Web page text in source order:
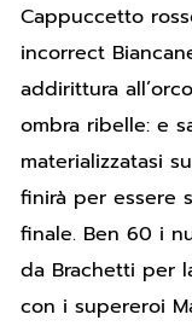
Cappuccetto
incorrect
addirittura
ombra ribelle: e
materializzatasi
finirà per essere
finale. Ben 60 i
da Brachetti per
con i supereroi